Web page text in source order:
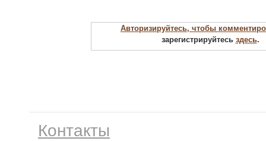
Авторизируйтесь, чтобы
зарегистрируйтесь здесь.
Контакты